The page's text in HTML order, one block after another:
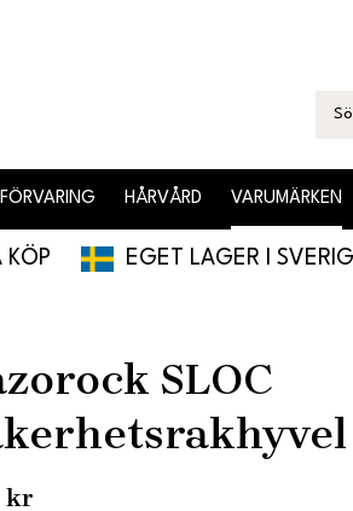
HÅRVÅRD VARUMÄRKEN
KÖP EGET LAGER I
SLOC
kr